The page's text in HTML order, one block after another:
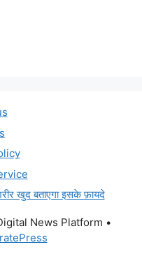
खुद बताएगा इसके फ़ायदे
News Platform •